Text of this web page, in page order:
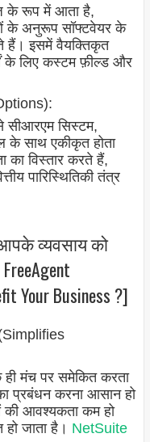
के रूप में आता है,
के अनुरूप सॉफ्टवेयर के
हैं। इसमें वैयक्तिकृत
के लिए कस्टम फ़ील्ड और
सीआरएम सिस्टम,
के साथ एकीकृत होता
का विस्तार करते हैं,
पारिस्थितिकी तंत्र
व्यवसाय को
Your Business ?]
(Simplifies
ही मंच पर समेकित करता
प्रबंधन करना आसान हो
की आवश्यकता कम हो
जाता है। NetSuite